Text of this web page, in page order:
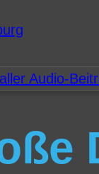
Audio-